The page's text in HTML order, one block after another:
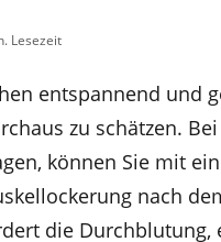
Lesezeit
entspannend und
zu schätzen.
können Sie mit
nach
die